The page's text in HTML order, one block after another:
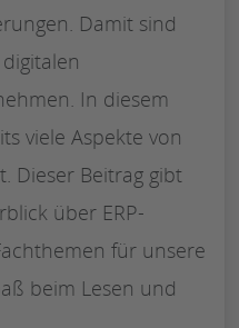
Damit sind
In diesem
viele Aspekte von
Dieser Beitrag gibt
über ERP-
für unsere
beim Lesen und